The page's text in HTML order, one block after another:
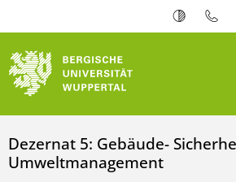
Dezernat 5: Gebäude-
Umweltmanagement